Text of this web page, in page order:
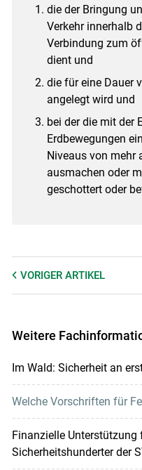
die der Bringung
Verkehr innerhalb
Verbindung zum
dient und
die für eine Dauer
angelegt wird und
bei der die mit der
Erdbewegungen
Niveaus von mehr
ausmachen oder
geschottert oder
VORIGER ARTIKEL
Weitere
Im Wald: Sicherheit an
Welche Vorschriften für
Finanzielle Unterstützung
Sicherheitshunderter der